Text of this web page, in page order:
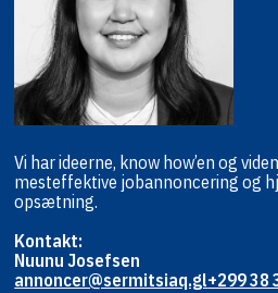
Vi har ideerne, know how’en og viden
mesteffektive jobannoncering og
opsætning.
Kontakt:
Nuunu Josefsen
annoncer@sermitsiaq.gl+299 38